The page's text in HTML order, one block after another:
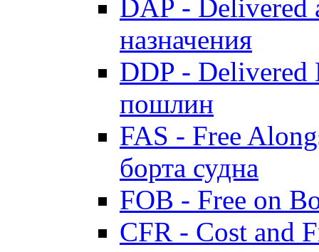
DAP - Delivered
назначения
DDP - Delivered
пошлин
FAS - Free
борта судна
FOB - Free on
CFR - Cost and